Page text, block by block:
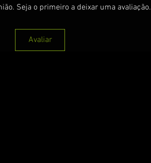
Seja o primeiro a deixar uma avaliação.
Avaliar